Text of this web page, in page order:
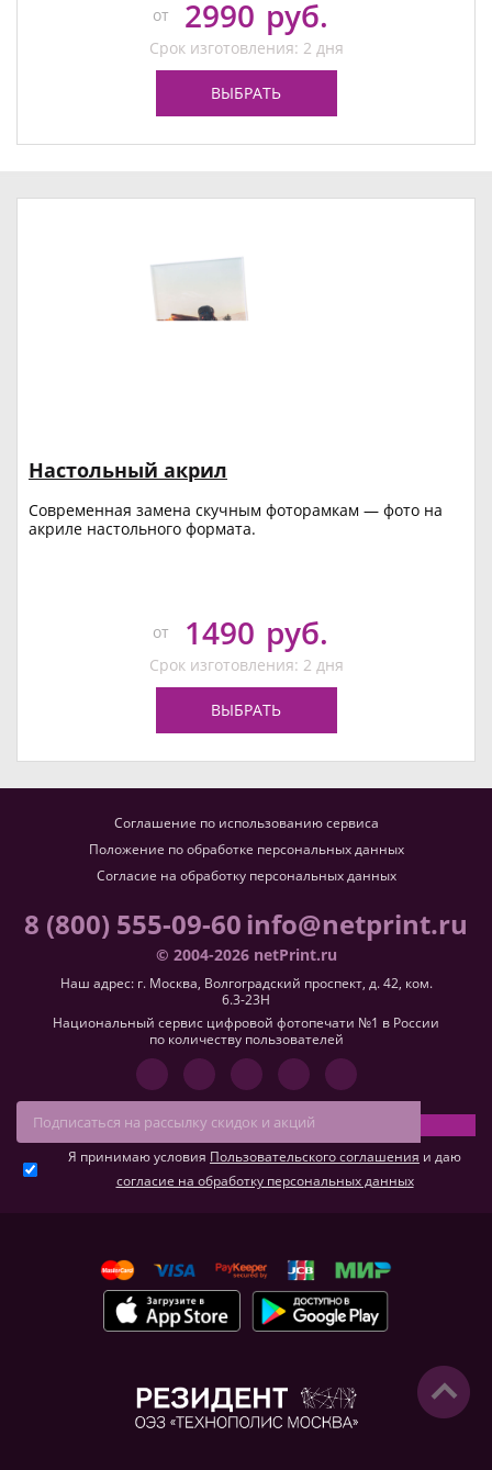
от 2990 руб.
Срок изготовления: 2 дня
ВЫБРАТЬ
Настольный акрил
Современная замена скучным фоторамкам — фото на
акриле настольного формата.
от 1490 руб.
Срок изготовления: 2 дня
ВЫБРАТЬ
Соглашение по использованию сервиса
Положение по обработке персональных данных
Согласие на обработку персональных данных
8 (800) 555-09-60info@netprint.ru
© 2004-2026 netPrint.ru
Наш адрес: г. Москва, Волгоградский проспект, д. 42, ком.
6.3-23H
Национальный сервис цифровой фотопечати №1 в России
по количеству пользователей
Я принимаю условия Пользовательского соглашения и даю
согласие на обработку персональных данных